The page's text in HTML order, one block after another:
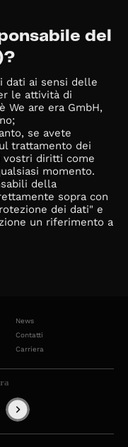
del
dati ai sensi delle
le attività di
are era GmbH,
se avete
trattamento dei
diritti come
momento.
della
sopra con
dei dati" e
un riferimento a
News
Contatti
Carriera